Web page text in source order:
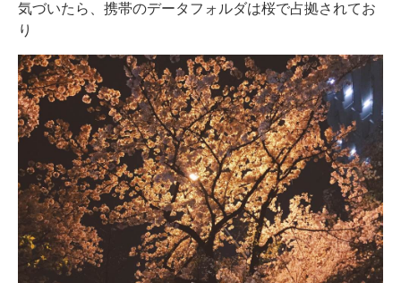
気づいたら、携帯のデータフォルダは桜で占拠されてお
り